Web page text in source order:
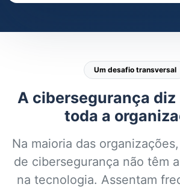
Um desafio transversal
A cibersegurança diz
toda a
Na maioria das
de cibersegurança não têm
na tecnologia. Assentam